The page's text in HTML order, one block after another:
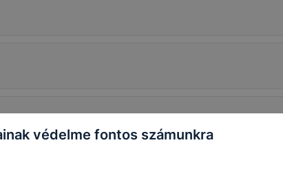
védelme fontos számunkra